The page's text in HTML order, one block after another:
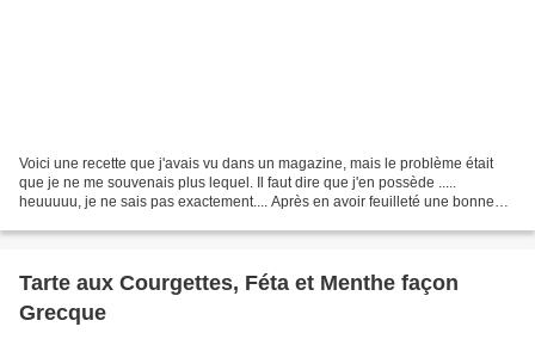
Voici une recette que j'avais vu dans un magazine, mais le problème était
que je ne me souvenais plus lequel. Il faut dire que j'en possède .....
heuuuuu, je ne sais pas exactement.... Après en avoir feuilleté une bonne
Tarte aux Courgettes, Féta et Menthe façon
Grecque